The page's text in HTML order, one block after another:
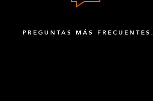
PREGUNTAS MÁS FRECUENTES.